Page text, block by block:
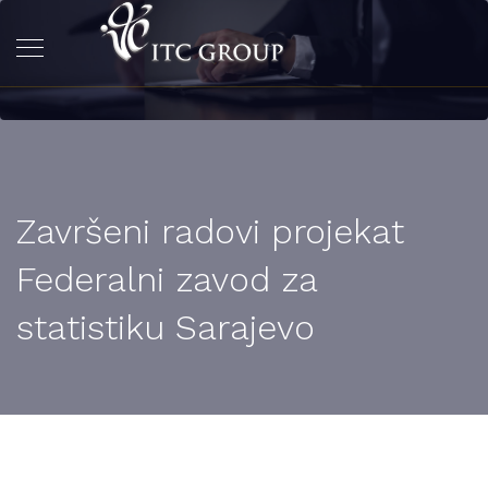
Završeni radovi projekat
Federalni zavod za
statistiku Sarajevo